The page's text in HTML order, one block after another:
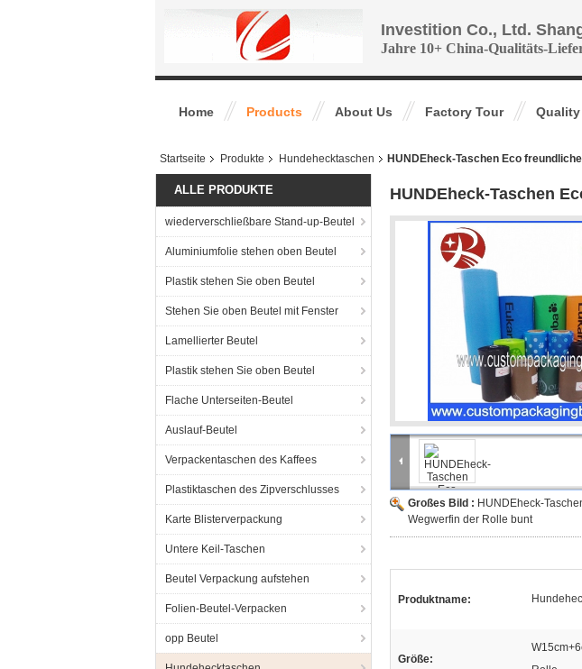
Investition Co., Ltd.
Jahre 10+ China-Qualitäts-
Home Products About Us Factory Tour
Startseite Produkte Hundehecktaschen HUNDEheck-Taschen Eco
ALLE PRODUKTE
wiederverschließbare Stand-up-Beutel
Aluminiumfolie stehen oben Beutel
Plastik stehen Sie oben Beutel
Stehen Sie oben Beutel mit Fenster
Lamellierter Beutel
Plastik stehen Sie oben Beutel
Flache Unterseiten-Beutel
Auslauf-Beutel
Verpackentaschen des Kaffees
Plastiktaschen des Zipverschlusses
Karte Blisterverpackung
Untere Keil-Taschen
Beutel Verpackung aufstehen
Folien-Beutel-Verpacken
opp Beutel
HUNDEheck-Taschen
Großes Bild : HUNDEheck-
Wegwerfin der Rolle bunt
Produktname:
Größe: